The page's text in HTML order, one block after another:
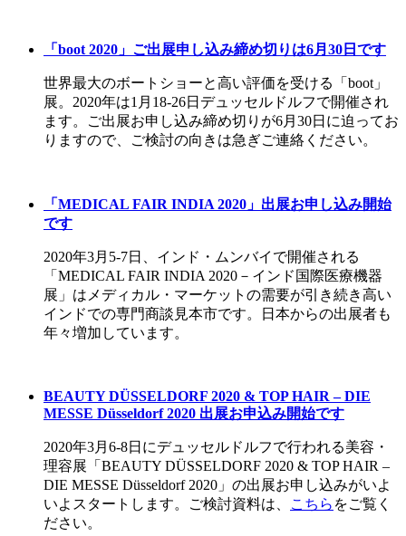
「boot 2020」ご出展申し込み締め切りは6月30日です
世界最大のボートショーと高い評価を受ける「boot」
展。2020年は1月18-26日デュッセルドルフで開催され
ます。ご出展お申し込み締め切りが6月30日に迫ってお
りますので、ご検討の向きは急ぎご連絡ください。
「MEDICAL FAIR INDIA 2020」出展お申し込み開始
です
2020年3月5-7日、インド・ムンバイで開催される
「MEDICAL FAIR INDIA 2020－インド国際医療機器
展」はメディカル・マーケットの需要が引き続き高い
インドでの専門商談見本市です。日本からの出展者も
年々増加しています。
BEAUTY DÜSSELDORF 2020 & TOP HAIR – DIE
MESSE Düsseldorf 2020 出展お申込み開始です
2020年3月6-8日にデュッセルドルフで行われる美容・
理容展「BEAUTY DÜSSELDORF 2020 & TOP HAIR –
DIE MESSE Düsseldorf 2020」の出展お申し込みがいよ
いよスタートします。ご検討資料は、
こちら をご覧く
ださい。